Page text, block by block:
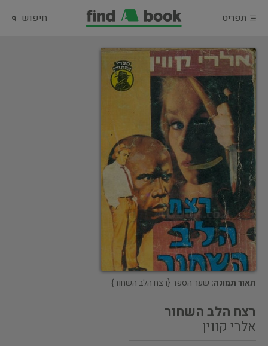
תפריט חיפוש
תאור תמונה: שער הספר {רצח הלב השחור}
רצח הלב השחור
אלרי קווין